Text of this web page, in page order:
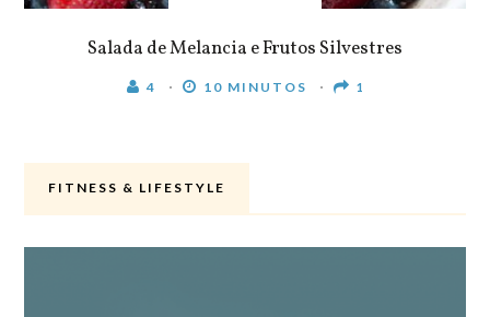
Salada de Melancia e Frutos Silvestres
4 10 MINUTOS 1
FITNESS & LIFESTYLE